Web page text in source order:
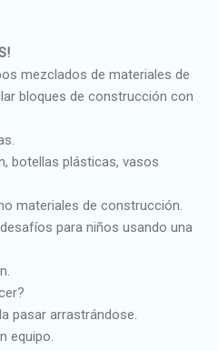
mezclados de materiales de
bloques de construcción con
botellas plásticas, vasos
materiales de construcción.
para niños usando una
pasar arrastrándose.
equipo.